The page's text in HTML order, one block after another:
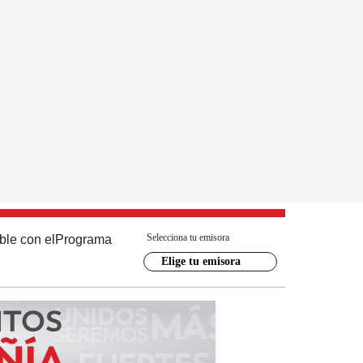
con el Programa Selecciona tu emisora
Elige tu emisora